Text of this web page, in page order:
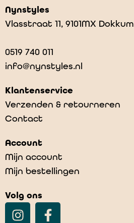
€69,00 -
Nynstyles
Vlasstraat 11, 9101MX Dokkum
0519 740 011
info@nynstyles.nl
Klantenservice
Verzenden & retourneren
Contact
Account
Mijn account
Mijn bestellingen
Volg ons